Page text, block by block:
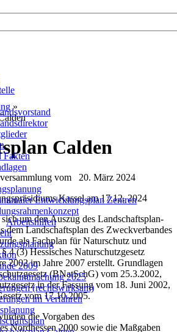
Fakten
Entwicklungsplan Zentren
Arbeitshilfen
2009
2025
(rechtswirksam)
im Verfahren
»
Calden
vom 20. März 2024
Kassel am 17.12. 2024
um den Auszug des Landschaftsplan-
dem Landschaftsplan des Zweckverbandes
als Fachplan für Naturschutz und
4 (3) Hessisches Naturschutzgesetz
2002 im Jahre 2007 erstellt. Grundlagen
(BNatSchG) vom 25.3.2002,
in der Fassung vom 18. Juni 2002,
vom 17.10.2005.
die Vorgaben des
Nordhessen 2000 sowie die Maßgaben